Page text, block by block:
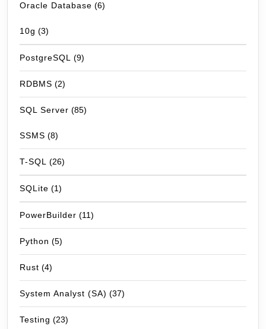
Oracle Database (6)
10g (3)
PostgreSQL (9)
RDBMS (2)
SQL Server (85)
SSMS (8)
T-SQL (26)
SQLite (1)
PowerBuilder (11)
Python (5)
Rust (4)
System Analyst (SA) (37)
Testing (23)